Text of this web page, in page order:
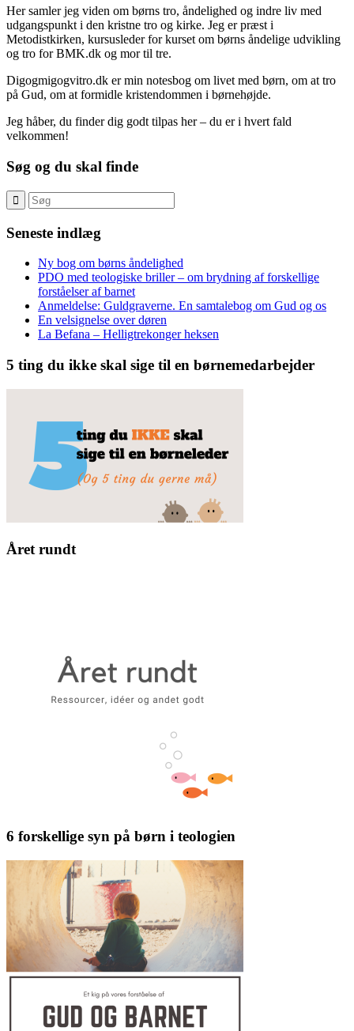
Her samler jeg viden om børns tro, åndelighed og indre liv med
udgangspunkt i den kristne tro og kirke. Jeg er præst i
Metodistkirken, kursusleder for kurset om børns åndelige udvikling
og tro for BMK.dk og mor til tre.
Digogmigogvitro.dk er min notesbog om livet med børn, om at tro
på Gud, om at formidle kristendommen i børnehøjde.
Jeg håber, du finder dig godt tilpas her – du er i hvert fald
velkommen!
Søg og du skal finde
Seneste indlæg
Ny bog om børns åndelighed
PDO med teologiske briller – om brydning af forskellige
forståelser af barnet
Anmeldelse: Guldgraverne. En samtalebog om Gud og os
En velsignelse over døren
La Befana – Helligtrekonger heksen
5 ting du ikke skal sige til en børnemedarbejder
Året rundt
6 forskellige syn på børn i teologien